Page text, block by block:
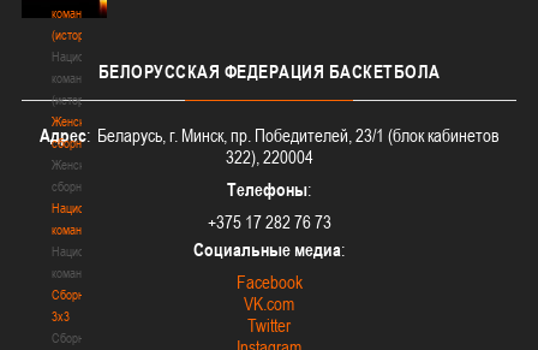
команда
(история)
Национальная
команда
(история)
Женские
сборные
Женские
сборные
Национальная
команда
Национальная
команда
Сборные
3х3
Сборные
БЕЛОРУССКАЯ ФЕДЕРАЦИЯ БАСКЕТБОЛА
Адрес: Беларусь, г. Минск, пр. Победителей, 23/1 (блок кабинетов
322), 220004
Телефоны:
+375 17 282 76 73
Социальные медиа:
Facebook
VK.com
Twitter